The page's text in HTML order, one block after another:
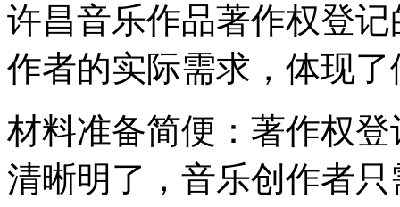
许昌音乐作品著作权登
作者的实际需求，体现
材料准备简便‌：著作权
清晰明了，音乐创作者